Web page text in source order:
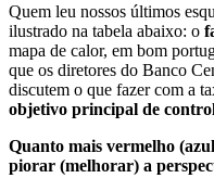
Quem leu nossos últimos
ilustrado na tabela abaixo: o
mapa de calor, em bom
que os diretores do Banco
discutem o que fazer com a
objetivo principal de
Quanto mais vermelho
piorar (melhorar) a